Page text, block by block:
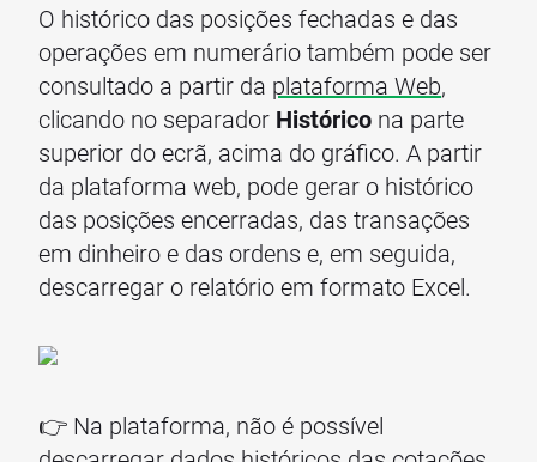
O histórico das posições fechadas e das
operações em numerário também pode ser
consultado a partir da plataforma Web,
clicando no separador Histórico na parte
superior do ecrã, acima do gráfico. A partir
da plataforma web, pode gerar o histórico
das posições encerradas, das transações
em dinheiro e das ordens e, em seguida,
descarregar o relatório em formato Excel.
👉 Na plataforma, não é possível